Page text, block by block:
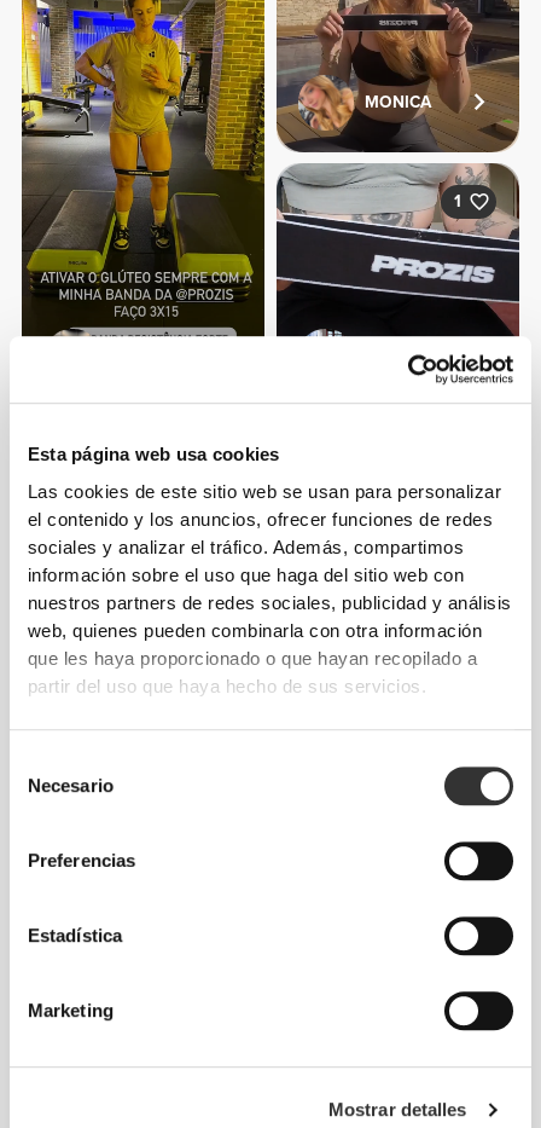
Esta página web usa cookies
Las cookies de este sitio web se usan para personalizar
el contenido y los anuncios, ofrecer funciones de redes
sociales y analizar el tráfico. Además, compartimos
información sobre el uso que haga del sitio web con
nuestros partners de redes sociales, publicidad y análisis
web, quienes pueden combinarla con otra información
que les haya proporcionado o que hayan recopilado a
partir del uso que haya hecho de sus servicios.
Necesario
Preferencias
Estadística
Marketing
Mostrar detalles
MONICA
1
Laituri
Productos similares
€18.99
Banda de Resistencia
Elástica - Fuerte
€14.99
Banda de Resistencia
Elástica - Ligera
€19.99
Banda de Resistencia
€9.99
Banda de Resistencia
Ver todo
€34.99
Toalla de gimnasio Script
€16.99
Algodón x 2